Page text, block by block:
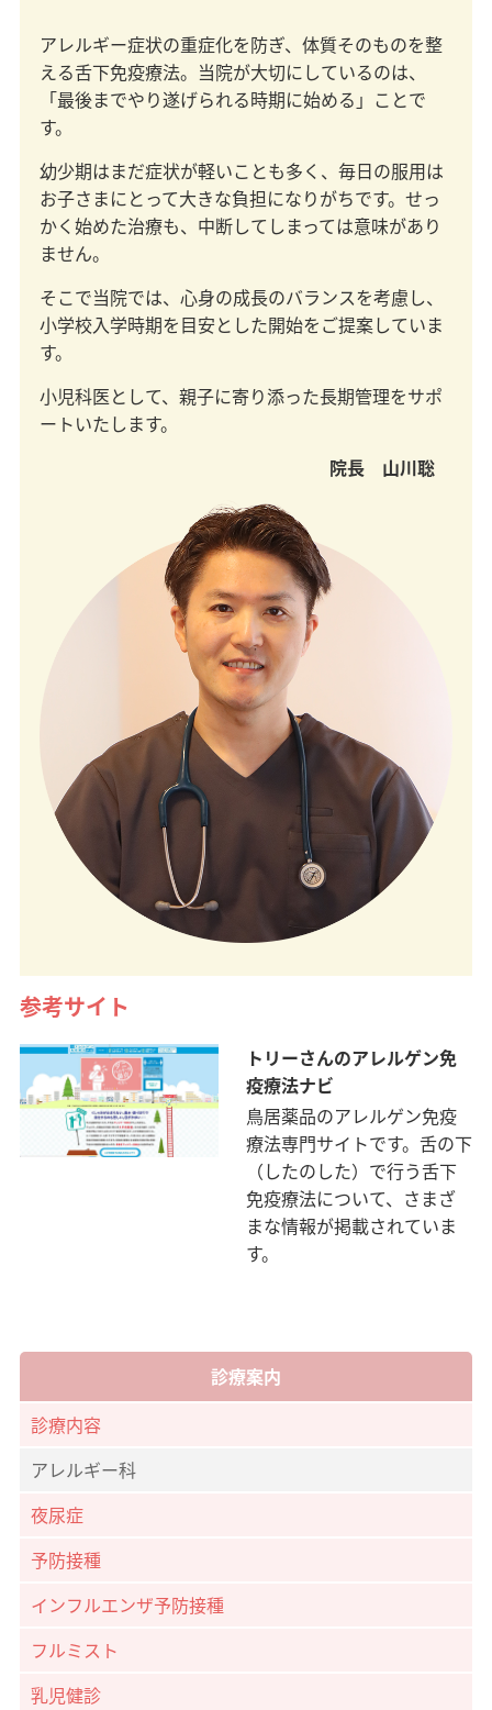
アレルギー症状の重症化を防ぎ、体質そのものを整
える舌下免疫療法。当院が大切にしているのは、
「最後までやり遂げられる時期に始める」ことで
す。
幼少期はまだ症状が軽いことも多く、毎日の服用は
お子さまにとって大きな負担になりがちです。せっ
かく始めた治療も、中断してしまっては意味があり
ません。
そこで当院では、心身の成長のバランスを考慮し、
小学校入学時期を目安とした開始をご提案していま
す。
小児科医として、親子に寄り添った長期管理をサポ
ートいたします。
院長 山川聡
参考サイト
トリーさんのアレルゲン免
疫療法ナビ
鳥居薬品のアレルゲン免疫
療法専門サイトです。舌の下
（したのした）で行う舌下
免疫療法について、さまざ
まな情報が掲載されていま
す。
診療案内
診療内容
アレルギー科
夜尿症
予防接種
インフルエンザ予防接種
フルミスト
乳児健診